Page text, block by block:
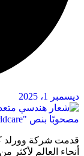
ديسمبر 1، 2025
قدمت شركة وورلد
أنحاء العالم لأكثر من 30 عامًا.